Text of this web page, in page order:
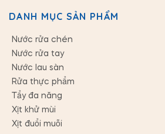
DANH MỤC SẢN PHẨM
Nước rửa chén
Nước rửa tay
Nước lau sàn
Rửa thực phẩm
Tẩy đa năng
Xịt khử mùi
Xịt đuổi muỗi